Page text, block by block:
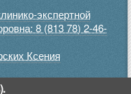
экспертной
8 (813 78) 2-46-
Ксения
понедельник,